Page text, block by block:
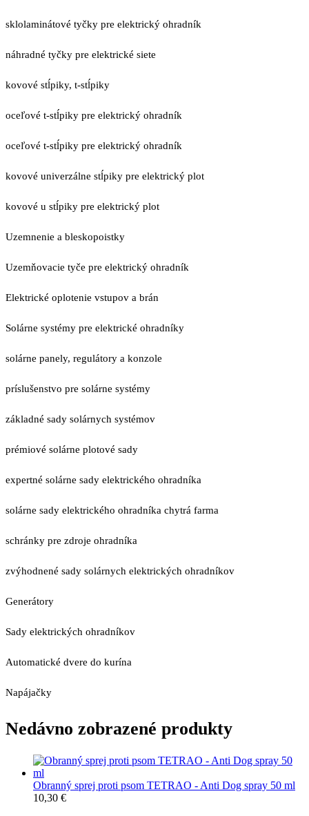
sklolaminátové tyčky pre elektrický ohradník
náhradné tyčky pre elektrické siete
kovové stĺpiky, t-stĺpiky
oceľové t-stĺpiky pre elektrický ohradník
oceľové t-stĺpiky pre elektrický ohradník
kovové univerzálne stĺpiky pre elektrický plot
kovové u stĺpiky pre elektrický plot
Uzemnenie a bleskopoistky
Uzemňovacie tyče pre elektrický ohradník
Elektrické oplotenie vstupov a brán
Solárne systémy pre elektrické ohradníky
solárne panely, regulátory a konzole
príslušenstvo pre solárne systémy
základné sady solárnych systémov
prémiové solárne plotové sady
expertné solárne sady elektrického ohradníka
solárne sady elektrického ohradníka chytrá farma
schránky pre zdroje ohradníka
zvýhodnené sady solárnych elektrických ohradníkov
Generátory
Sady elektrických ohradníkov
Automatické dvere do kurína
Napájačky
Nedávno zobrazené produkty
Obranný sprej proti psom TETRAO - Anti Dog spray 50 ml
10,30 €